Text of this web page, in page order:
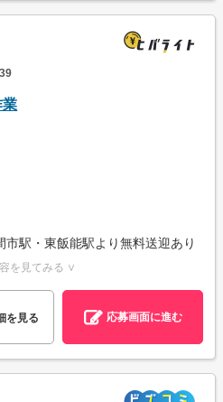
業
駅・東飯能駅より無料送迎あり
を見てみる ∨
を見る 応募画面に進む